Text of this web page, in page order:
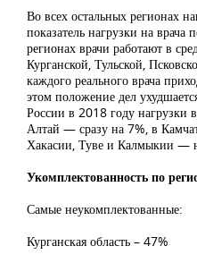
Во всех остальных регионах
показатель нагрузки на
регионах врачи работают в
Курганской, Тульской,
каждого реального врача
этом положение дел
России в 2018 году нагрузки
Алтай — сразу на 7%, в
Хакасии, Туве и Калмыкии —
Укомплектованность по
Самые неукомплектованные:
Курганская область – 47%